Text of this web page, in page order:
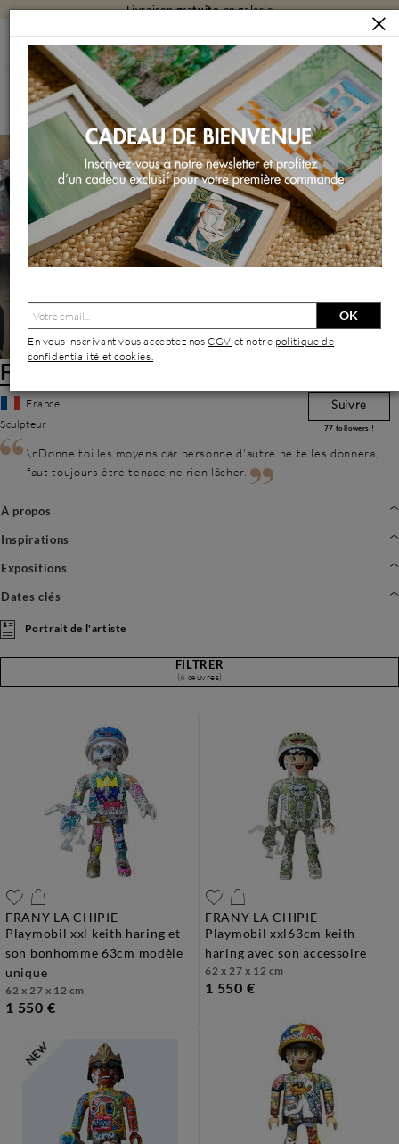
Livraisongratuiteen galerie
ARTISTES FRANY LA CHIPIE
Frany La Chipie | Artiste Contemporain : Oeuvres & Biographie
Frany La Chipie
France
Sculpteur
Suivre
77 followers !
\nDonne toi les moyens car personne d'autre ne te les donnera,
faut toujours être tenace ne rien lâcher.
À propos
Inspirations
Expositions
Dates clés
Portrait de l'artiste
FILTRER
(6 œuvres)
FRANY LA CHIPIE
playmobil xxl keith haring et
son bonhomme 63cm modèle
unique
62 x 27 x 12 cm
1 550 €
FRANY LA CHIPIE
playmobil xxl63cm keith
haring avec son accessoire
62 x 27 x 12 cm
1 550 €
OK
En vous inscrivant vous acceptez nosCGV et notre politique de
confidentialité et cookies.